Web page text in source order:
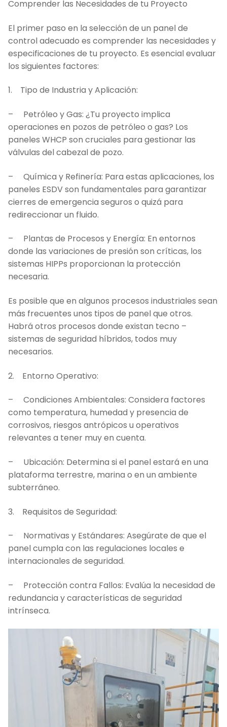
Comprender las Necesidades de tu Proyecto
El primer paso en la selección de un panel de
control adecuado es comprender las necesidades y
especificaciones de tu proyecto. Es esencial evaluar
los siguientes factores:
1. Tipo de Industria y Aplicación:
– Petróleo y Gas: ¿Tu proyecto implica
operaciones en pozos de petróleo o gas? Los
paneles WHCP son cruciales para gestionar las
válvulas del cabezal de pozo.
– Química y Refinería: Para estas aplicaciones, los
paneles ESDV son fundamentales para garantizar
cierres de emergencia seguros o quizá para
redireccionar un fluido.
– Plantas de Procesos y Energía: En entornos
donde las variaciones de presión son críticas, los
sistemas HIPPs proporcionan la protección
necesaria.
Es posible que en algunos procesos industriales sean
más frecuentes unos tipos de panel que otros.
Habrá otros procesos donde existan tecno –
sistemas de seguridad híbridos, todos muy
necesarios.
2. Entorno Operativo:
– Condiciones Ambientales: Considera factores
como temperatura, humedad y presencia de
corrosivos, riesgos antrópicos u operativos
relevantes a tener muy en cuenta.
– Ubicación: Determina si el panel estará en una
plataforma terrestre, marina o en un ambiente
subterráneo.
3. Requisitos de Seguridad:
– Normativas y Estándares: Asegúrate de que el
panel cumpla con las regulaciones locales e
internacionales de seguridad.
– Protección contra Fallos: Evalúa la necesidad de
redundancia y características de seguridad
intrínseca.